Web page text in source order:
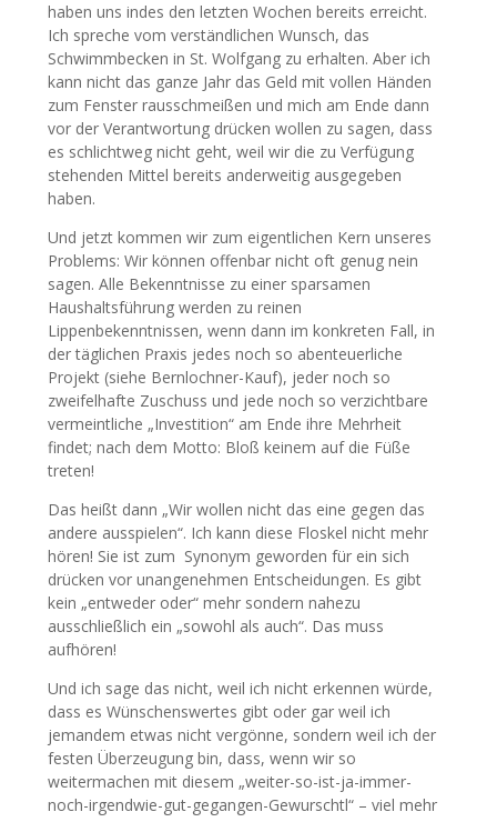
haben uns indes den letzten Wochen bereits erreicht.
Ich spreche vom verständlichen Wunsch, das
Schwimmbecken in St. Wolfgang zu erhalten. Aber ich
kann nicht das ganze Jahr das Geld mit vollen Händen
zum Fenster rausschmeißen und mich am Ende dann
vor der Verantwortung drücken wollen zu sagen, dass
es schlichtweg nicht geht, weil wir die zu Verfügung
stehenden Mittel bereits anderweitig ausgegeben
haben.
Und jetzt kommen wir zum eigentlichen Kern unseres
Problems: Wir können offenbar nicht oft genug nein
sagen. Alle Bekenntnisse zu einer sparsamen
Haushaltsführung werden zu reinen
Lippenbekenntnissen, wenn dann im konkreten Fall, in
der täglichen Praxis jedes noch so abenteuerliche
Projekt (siehe Bernlochner-Kauf), jeder noch so
zweifelhafte Zuschuss und jede noch so verzichtbare
vermeintliche „Investition“ am Ende ihre Mehrheit
findet; nach dem Motto: Bloß keinem auf die Füße
treten!
Das heißt dann „Wir wollen nicht das eine gegen das
andere ausspielen“. Ich kann diese Floskel nicht mehr
hören! Sie ist zum Synonym geworden für ein sich
drücken vor unangenehmen Entscheidungen. Es gibt
kein „entweder oder“ mehr sondern nahezu
ausschließlich ein „sowohl als auch“. Das muss
aufhören!
Und ich sage das nicht, weil ich nicht erkennen würde,
dass es Wünschenswertes gibt oder gar weil ich
jemandem etwas nicht vergönne, sondern weil ich der
festen Überzeugung bin, dass, wenn wir so
weitermachen mit diesem „weiter-so-ist-ja-immer-
noch-irgendwie-gut-gegangen-Gewurschtl“ – viel mehr